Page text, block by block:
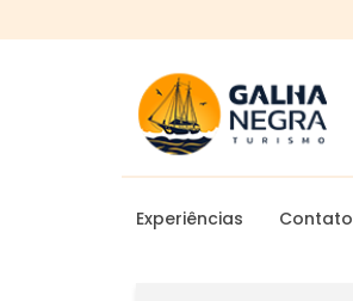
Experiências Contato